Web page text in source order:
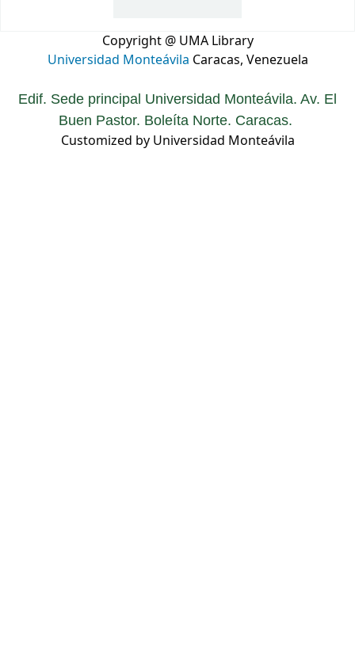
Copyright @ UMA Library
Universidad Monteávila Caracas, Venezuela
Edif. Sede principal Universidad Monteávila. Av. El
Buen Pastor. Boleíta Norte. Caracas.
Customized by Universidad Monteávila